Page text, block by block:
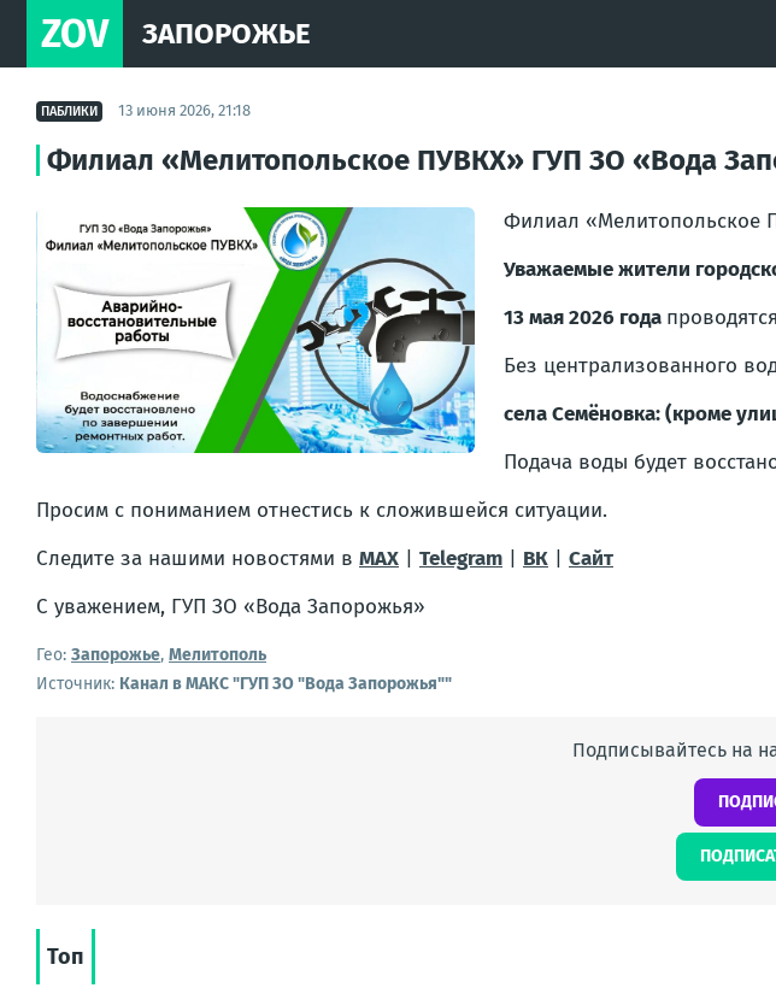
ZOV ЗАПОРОЖЬЕ
ПАБЛИКИ 13 июня 2026, 21:18
Филиал «Мелитопольское ПУВКХ» ГУП ЗО «Вода
Филиал «Мелитопольское
Уважаемые жители
13 мая 2026 года
Без централизованного
села Семёновка: (кроме
Подача воды будет
Просим с пониманием отнестись к сложившейся ситуации.
Следите за нашими новостями в MAX Telegram ВК
Сайт
С уважением, ГУП ЗО «Вода Запорожья»
Гео: Запорожье, Мелитополь
Источник: Канал в МАКС "ГУП ЗО "Вода Запорожья""
Подписывайтесь на
Топ